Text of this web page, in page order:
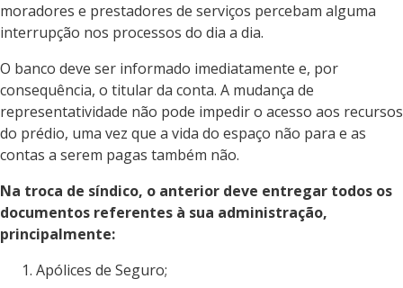
moradores e prestadores de serviços percebam alguma
interrupção nos processos do dia a dia.
O banco deve ser informado imediatamente e, por
consequência, o titular da conta. A mudança de
representatividade não pode impedir o acesso aos recursos
do prédio, uma vez que a vida do espaço não para e as
contas a serem pagas também não.
Na troca de síndico, o anterior deve entregar todos os
documentos referentes à sua administração,
principalmente:
Apólices de Seguro;